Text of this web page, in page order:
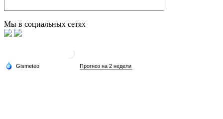
Мы в социальных сетях